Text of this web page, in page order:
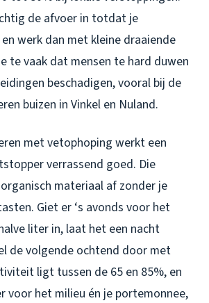
de afvoer in totdat je
werk dan met kleine draaiende
te vaak dat mensen te hard duwen
beschadigen, vooral bij de
buizen in Vinkel en Nuland.
met vetophoping werkt een
verrassend goed. Die
materiaal af zonder je
Giet er ‘s avonds voor het
liter in, laat het een nacht
de volgende ochtend door met
ligt tussen de 65 en 85%, en
voor het milieu én je portemonnee,